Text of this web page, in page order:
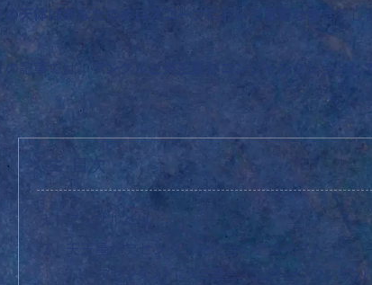
その天体はあなたのホロスコープにおいて重要な働きをし
この記事では、 アングルと天王星がコンジャンクションし
目次
アングルとは
天王星がアセンダントに合のアスペクト
アセンダントに天王星合（コンジャンクション